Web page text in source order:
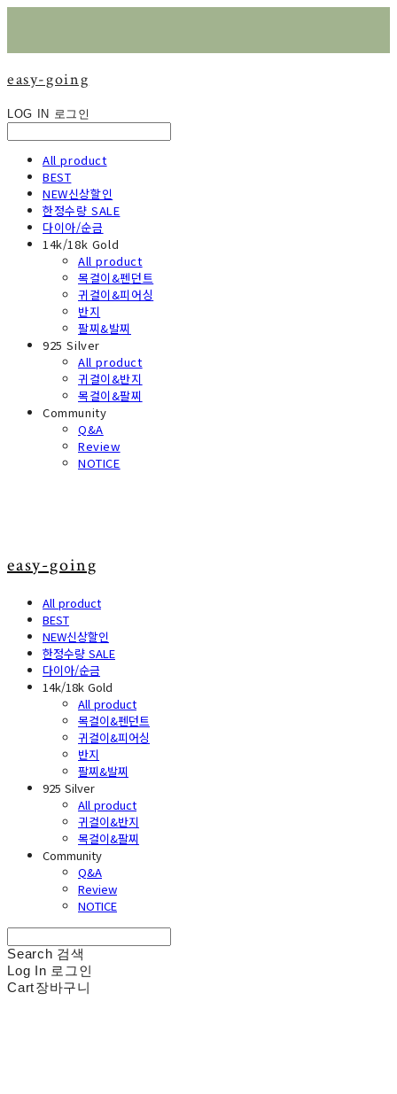
easy-going
LOG IN 로그인
All product
BEST
NEW신상할인
한정수량 SALE
다이아/순금
14k/18k Gold
All product
목걸이&펜던트
귀걸이&피어싱
반지
팔찌&발찌
925 Silver
All product
귀걸이&반지
목걸이&팔찌
Community
Q&A
Review
NOTICE
easy-going
All product
BEST
NEW신상할인
한정수량 SALE
다이아/순금
14k/18k Gold
All product
목걸이&펜던트
귀걸이&피어싱
반지
팔찌&발찌
925 Silver
All product
귀걸이&반지
목걸이&팔찌
Community
Q&A
Review
NOTICE
Search 검색
Log In 로그인
Cart장바구니